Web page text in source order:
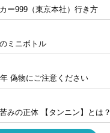
ー999（東京本社）行き方
ミニボトル
年 偽物にご注意ください
みの正体 【タンニン】とは？